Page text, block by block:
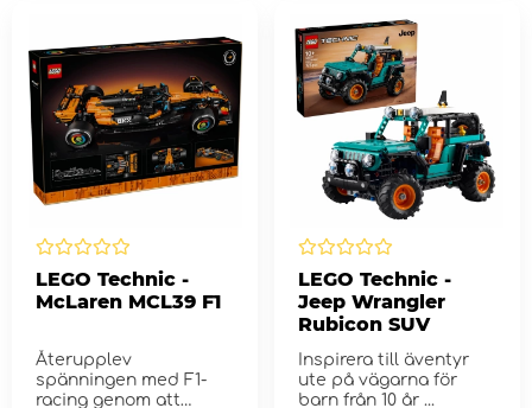
LEGO Technic -
McLaren MCL39 F1
Återupplev
spänningen med F1-
racing genom att
LEGO Technic -
Jeep Wrangler
Rubicon SUV
Inspirera till äventyr
ute på vägarna för
barn från 10 år ...